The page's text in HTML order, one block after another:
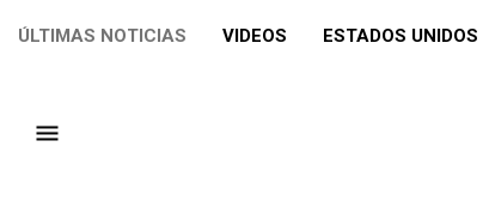
ÚLTIMAS NOTICIAS VIDEOS ESTADOS UNIDOS